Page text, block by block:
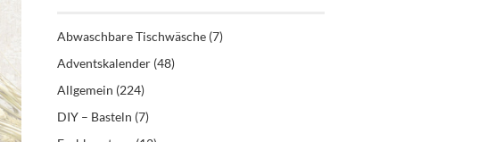
Abwaschbare Tischwäsche (7)
Adventskalender (48)
Allgemein (224)
DIY – Basteln (7)